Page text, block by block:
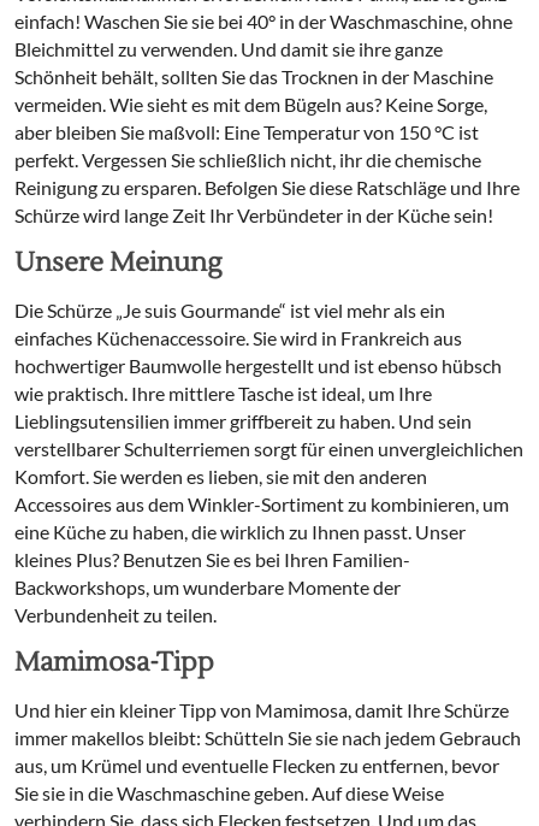
einfach! Waschen Sie sie bei 40° in der Waschmaschine, ohne
Bleichmittel zu verwenden. Und damit sie ihre ganze
Schönheit behält, sollten Sie das Trocknen in der Maschine
vermeiden. Wie sieht es mit dem Bügeln aus? Keine Sorge,
aber bleiben Sie maßvoll: Eine Temperatur von 150 °C ist
perfekt. Vergessen Sie schließlich nicht, ihr die chemische
Reinigung zu ersparen. Befolgen Sie diese Ratschläge und Ihre
Schürze wird lange Zeit Ihr Verbündeter in der Küche sein!
Unsere Meinung
Die Schürze „Je suis Gourmande“ ist viel mehr als ein
einfaches Küchenaccessoire. Sie wird in Frankreich aus
hochwertiger Baumwolle hergestellt und ist ebenso hübsch
wie praktisch. Ihre mittlere Tasche ist ideal, um Ihre
Lieblingsutensilien immer griffbereit zu haben. Und sein
verstellbarer Schulterriemen sorgt für einen unvergleichlichen
Komfort. Sie werden es lieben, sie mit den anderen
Accessoires aus dem Winkler-Sortiment zu kombinieren, um
eine Küche zu haben, die wirklich zu Ihnen passt. Unser
kleines Plus? Benutzen Sie es bei Ihren Familien-
Backworkshops, um wunderbare Momente der
Verbundenheit zu teilen.
Mamimosa-Tipp
Und hier ein kleiner Tipp von Mamimosa, damit Ihre Schürze
immer makellos bleibt: Schütteln Sie sie nach jedem Gebrauch
aus, um Krümel und eventuelle Flecken zu entfernen, bevor
Sie sie in die Waschmaschine geben. Auf diese Weise
verhindern Sie, dass sich Flecken festsetzen. Und um das